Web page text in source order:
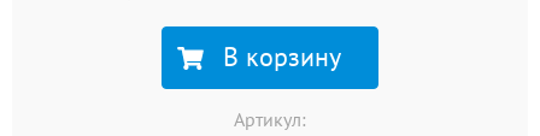
В корзину
Артикул: